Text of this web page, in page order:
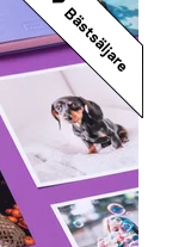
Bästsäljare